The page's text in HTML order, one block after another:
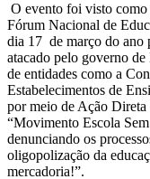
O evento foi visto
Fórum Nacional de
dia 17 de março do ano
atacado pelo governo
de entidades como a
Estabelecimentos de
por meio de Ação
“Movimento Escola
denunciando os
oligopolização da
mercadoria!”.